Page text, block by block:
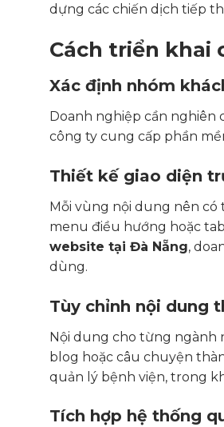
dựng các chiến dịch tiếp
Cách triển khai
Xác định nhóm
Doanh nghiệp cần nghiên
công ty cung cấp phần
Thiết kế giao diện
Mỗi vùng nội dung nên có
menu điều hướng hoặc
website tại Đà Nẵng,
dùng.
Tùy chỉnh nội dung
Nội dung cho từng ngành
blog hoặc câu chuyện
quản lý bệnh viện, trong
Tích hợp hệ thống